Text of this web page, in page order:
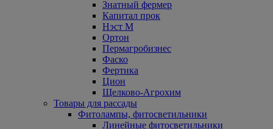
Знатный фермер
Капитал прок
Нэст М
Ортон
Пермагробизнес
Фаско
Фертика
Цион
Щелково-Агрохим
Товары для рассады
Фитолампы, фитосветильники
Линейные фитосветильники